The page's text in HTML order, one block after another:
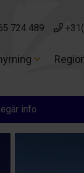
724 489
724 489
info